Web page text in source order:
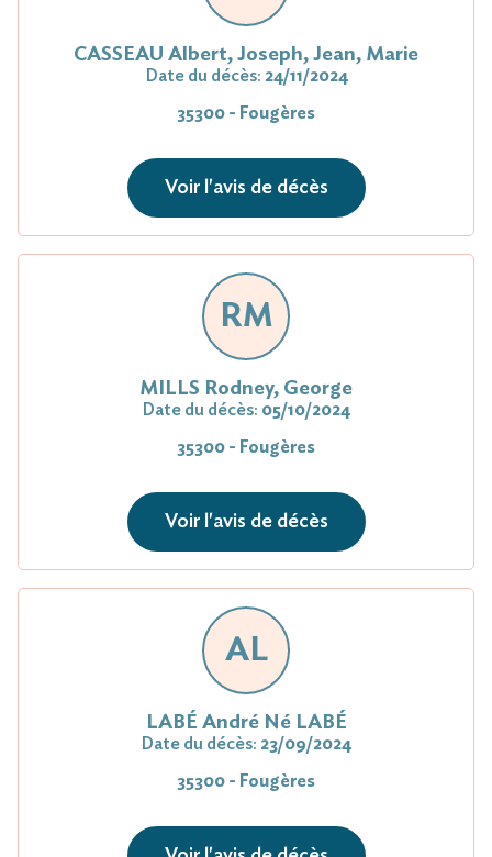
CASSEAU Albert, Joseph, Jean, Marie
Date du décès: 24/11/2024
35300 - Fougères
Voir l'avis de décès
RM
MILLS Rodney, George
Date du décès: 05/10/2024
35300 - Fougères
Voir l'avis de décès
AL
LABÉ André Né LABÉ
Date du décès: 23/09/2024
35300 - Fougères